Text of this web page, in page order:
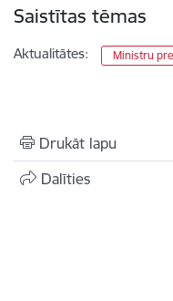
Saistītas tēmas
Aktualitātes: Ministru
Drukāt lapu
Dalīties